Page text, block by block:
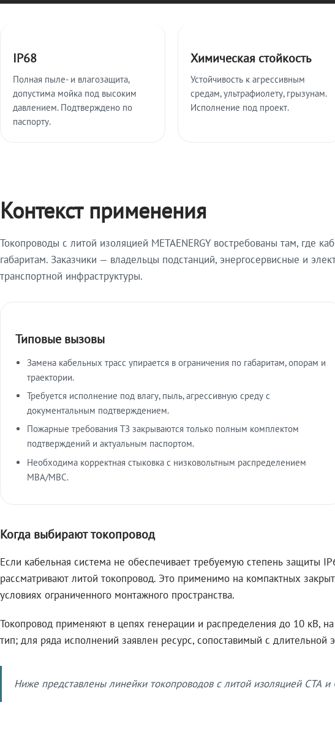
IP68
Полная пыле- и влагозащита,
допустима мойка под высоким
давлением. Подтверждено по
паспорту.
Химическая стойкость
Устойчивость к агрессивным
средам, ультрафиолету, грызунам.
Исполнение под проект.
Контекст применения
Токопроводы с литой изоляцией METAENERGY востребованы там, где
габаритам. Заказчики — владельцы подстанций, энергосервисные и
транспортной инфраструктуры.
Типовые вызовы
Замена кабельных трасс упирается в ограничения по габаритам, опорам и
траектории.
Требуется исполнение под влагу, пыль, агрессивную среду с
документальным подтверждением.
Пожарные требования ТЗ закрываются только полным комплектом
подтверждений и актуальным паспортом.
Необходима корректная стыковка с низковольтным распределением
МВА/МВС.
Когда выбирают токопровод
Если кабельная система не обеспечивает требуемую степень защиты
рассматривают литой токопровод. Это применимо на компактных
условиях ограниченного монтажного пространства.
Токопровод применяют в цепях генерации и распределения до 10 кВ,
тип; для ряда исполнений заявлен ресурс, сопоставимый с длительной
Ниже представлены линейки токопроводов с литой изоляцией СТА